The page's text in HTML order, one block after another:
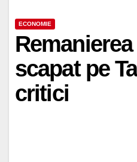
ECONOMIE
scapat pe
critici